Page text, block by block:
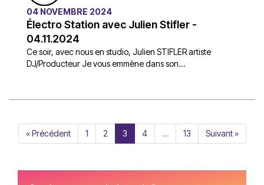
04 NOVEMBRE 2024
Électro Station avec Julien Stifler -
04.11.2024
Ce soir, avec nous en studio, Julien STIFLER artiste
DJ/Producteur Je vous emmène dans son...
« Précédent 1 2 3 4 … 13 Suivant »